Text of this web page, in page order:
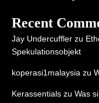
Recent
Jay Undercuffler zu
Spekulationsobjekt
koperasi1malaysia zu
Kerassentials zu Was